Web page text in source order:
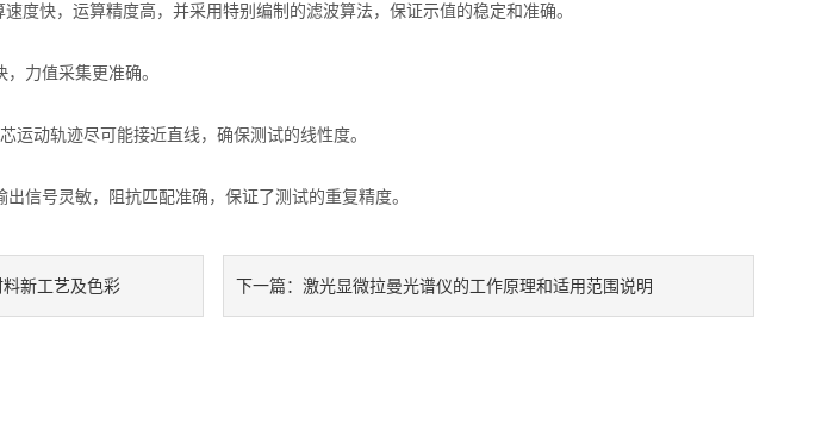
快，运算精度高，并采用特别编制的滤波算法，保证示值的稳定和准确。
力值采集更准确。
动轨迹尽可能接近直线，确保测试的线性度。
号灵敏，阻抗匹配准确，保证了测试的重复精度。
新工艺及色彩 下一篇：激光显微拉曼光谱仪的工作原理和适用范围说明